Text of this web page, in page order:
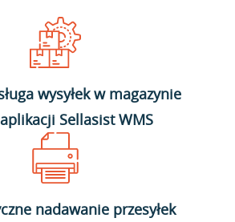
wysyłek w magazynie
Sellasist WMS
nadawanie przesyłek